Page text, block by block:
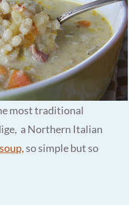
most traditional
a Northern Italian
so simple but so